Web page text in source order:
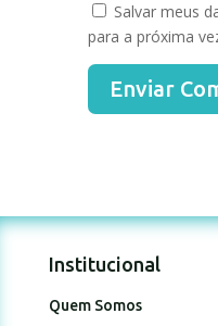
Salvar meus
para a próxima
Enviar
Institucional
Quem Somos